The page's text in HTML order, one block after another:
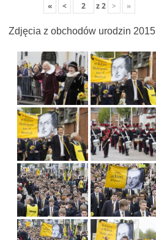
« < z2 > »
Zdjęcia z obchodów urodzin 2015